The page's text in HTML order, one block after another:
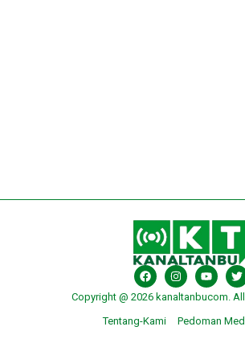
Copyright @ 2026 kanaltanbucom.
Tentang-Kami
Pedoman